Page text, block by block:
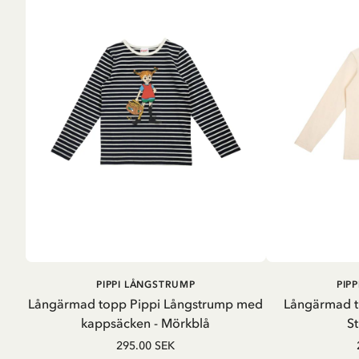
Långärmad topp Pippi Långstrump med
kappsäcken - Mörkblå
PIPPI LÅNGSTRUMP
295.00 SEK
Långärmad